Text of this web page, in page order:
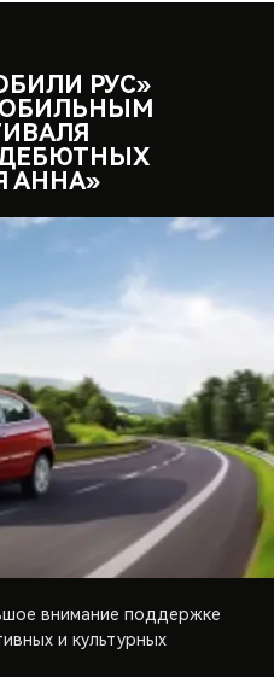
РУС»
АННА»
внимание поддержке
и культурных